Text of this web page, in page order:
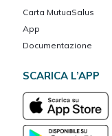
Carta MutuaSalus
App
Documentazione
SCARICA L’APP